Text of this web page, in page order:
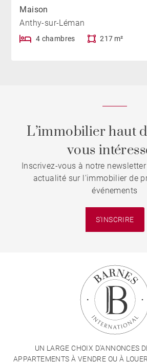
Maison
Anthy-sur-Léman
4 chambres 217 m²
L’immobilier haut
vous
Inscrivez-vous à notre
actualité sur l'immobilier de
événements
S'INSCRIRE
UN LARGE CHOIX D'ANNONCES
APPARTEMENTS À VENDRE OU À